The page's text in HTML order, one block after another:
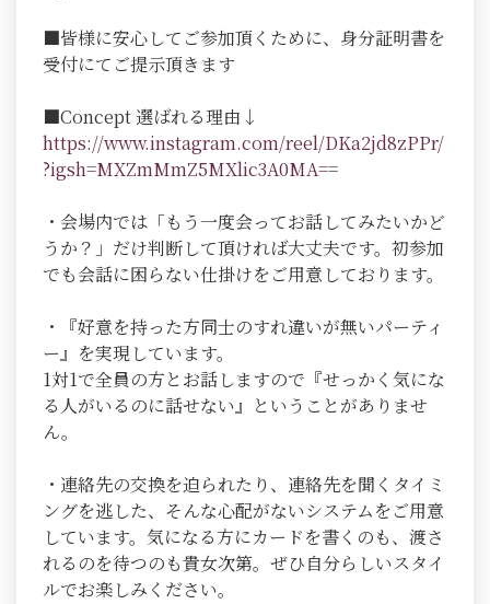
■皆様に安心してご参加頂くために、身分証明書を
受付にてご提示頂きます
■Concept 選ばれる理由↓
https://www.instagram.com/reel/DKa2jd8zPPr/
?igsh=MXZmMmZ5MXlic3A0MA==
・会場内では「もう一度会ってお話してみたいかど
うか？」だけ判断して頂ければ大丈夫です。初参加
でも会話に困らない仕掛けをご用意しております。
・『好意を持った方同士のすれ違いが無いパーティ
ー』を実現しています。
1対1で全員の方とお話しますので『せっかく気にな
る人がいるのに話せない』ということがありませ
ん。
・連絡先の交換を迫られたり、連絡先を聞くタイミ
ングを逃した、そんな心配がないシステムをご用意
しています。気になる方にカードを書くのも、渡さ
れるのを待つのも貴女次第。ぜひ自分らしいスタイ
ルでお楽しみください。